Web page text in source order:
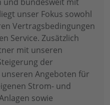
unser Fokus sowohl
Vertragsbedingungen
Service. Zusätzlich
mit unseren
der
Angeboten für
Strom- und
sowie